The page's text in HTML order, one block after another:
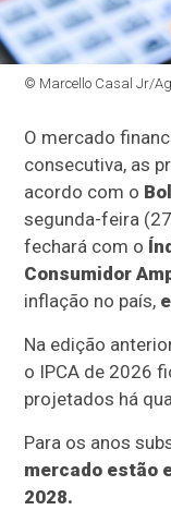
© Marcello Casal Jr/
O mercado
consecutiva, as
acordo com o
segunda-feira
fechará com o
Consumidor
inflação no país,
Na edição
o IPCA de 2026
projetados há
Para os anos
mercado estão
2028.